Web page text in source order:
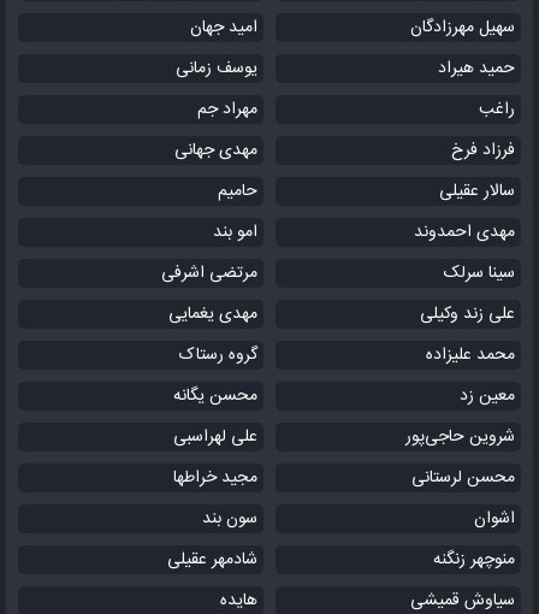
سهیل مهرزادگان
امید جهان
حمید هیراد
یوسف زمانی
راغب
مهراد جم
فرزاد فرخ
مهدی جهانی
سالار عقیلی
حامیم
مهدی احمدوند
امو بند
سینا سرلک
مرتضی اشرفی
علی زند وکیلی
مهدی یغمایی
محمد علیزاده
گروه رستاک
معین زد
محسن یگانه
شروین حاجی‌پور
علی لهراسبی
محسن لرستانی
مجید خراطها
اشوان
سون بند
منوچهر زنگنه
شادمهر عقیلی
سیاوش قمیشی
هایده